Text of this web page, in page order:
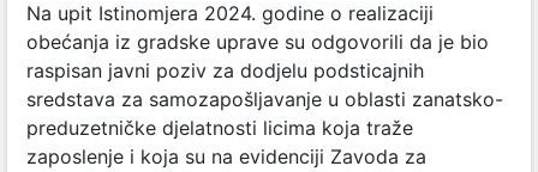
Na upit Istinomjera 2024. godine o realizaciji
obećanja iz gradske uprave su odgovorili da je bio
raspisan javni poziv za dodjelu podsticajnih
sredstava za samozapošljavanje u oblasti zanatsko-
preduzetničke djelatnosti licima koja traže
zaposlenje i koja su na evidenciji Zavoda za